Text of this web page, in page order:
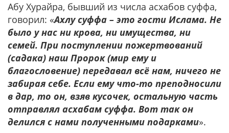
Абу Хурайра, бывший из числа асхабов суффа,
говорил: «Ахлу суффа – это гости Ислама. Не
было у нас ни крова, ни имущества, ни
семей. При поступлении пожертвований
(садака) наш Пророк (мир ему и
благословение) передавал всё нам, ничего не
забирая себе. Если ему что-то преподносили
в дар, то он, взяв кусочек, остальную часть
отправлял асхабам суффа. Вот так он
делился с нами полученными подарками».